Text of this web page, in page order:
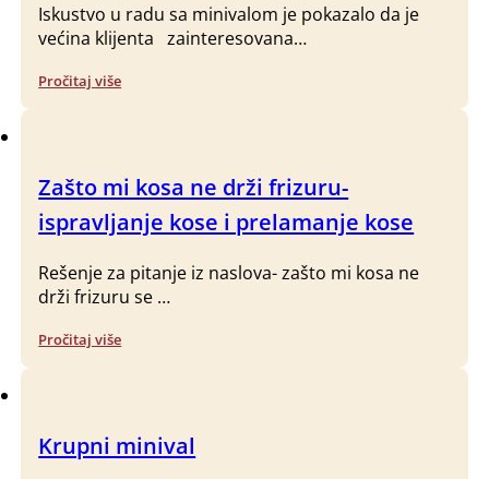
Iskustvo u radu sa minivalom je pokazalo da je
većina klijenta zainteresovana…
Pročitaj više
Zašto mi kosa ne drži frizuru-
ispravljanje kose i prelamanje kose
Rešenje za pitanje iz naslova- zašto mi kosa ne
drži frizuru se …
Pročitaj više
Krupni minival